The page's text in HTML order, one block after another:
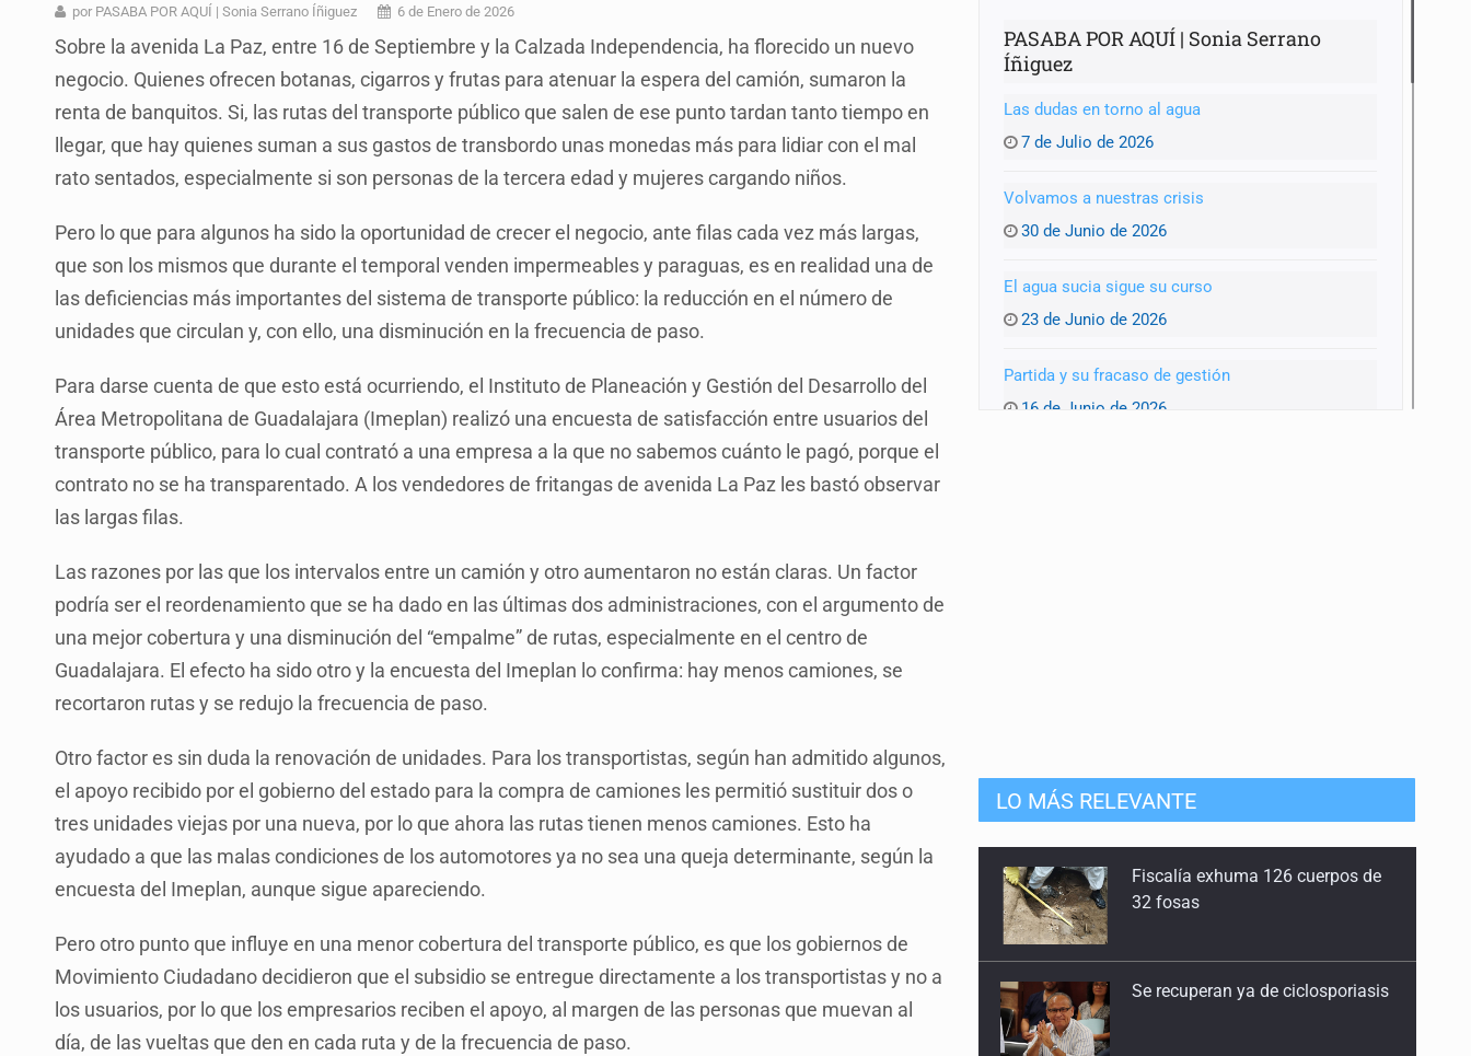
Al archivo la mitad de quejas contra el Siapa
Ya hay solicitud de audiencia de imputación en caso Eli Castro
Vecinos acusan retiro de árboles; Ijalvi niega tala
Buscan mantener tradiciones con Feria Corazón de Artesano
Apoyarán a mujeres con cáncer con 40 mdp
La evolución tiene nombre: ‘SuperArte’
Quinto Patio
por PASABA POR AQUÍ | Sonia Serrano Íñiguez 6 de Enero de 2026
Sobre la avenida La Paz, entre 16 de Septiembre y la Calzada Independencia, ha florecido un nuevo
negocio. Quienes ofrecen botanas, cigarros y frutas para atenuar la espera del camión, sumaron la
renta de banquitos. Si, las rutas del transporte público que salen de ese punto tardan tanto tiempo en
llegar, que hay quienes suman a sus gastos de transbordo unas monedas más para lidiar con el mal
rato sentados, especialmente si son personas de la tercera edad y mujeres cargando niños.
Pero lo que para algunos ha sido la oportunidad de crecer el negocio, ante filas cada vez más largas,
que son los mismos que durante el temporal venden impermeables y paraguas, es en realidad una de
las deficiencias más importantes del sistema de transporte público: la reducción en el número de
unidades que circulan y, con ello, una disminución en la frecuencia de paso.
Para darse cuenta de que esto está ocurriendo, el Instituto de Planeación y Gestión del Desarrollo del
Área Metropolitana de Guadalajara (Imeplan) realizó una encuesta de satisfacción entre usuarios del
transporte público, para lo cual contrató a una empresa a la que no sabemos cuánto le pagó, porque el
contrato no se ha transparentado. A los vendedores de fritangas de avenida La Paz les bastó observar
las largas filas.
Las razones por las que los intervalos entre un camión y otro aumentaron no están claras. Un factor
podría ser el reordenamiento que se ha dado en las últimas dos administraciones, con el argumento de
una mejor cobertura y una disminución del “empalme” de rutas, especialmente en el centro de
Guadalajara. El efecto ha sido otro y la encuesta del Imeplan lo confirma: hay menos camiones, se
recortaron rutas y se redujo la frecuencia de paso.
Otro factor es sin duda la renovación de unidades. Para los transportistas, según han admitido algunos,
el apoyo recibido por el gobierno del estado para la compra de camiones les permitió sustituir dos o
tres unidades viejas por una nueva, por lo que ahora las rutas tienen menos camiones. Esto ha
ayudado a que las malas condiciones de los automotores ya no sea una queja determinante, según la
encuesta del Imeplan, aunque sigue apareciendo.
Pero otro punto que influye en una menor cobertura del transporte público, es que los gobiernos de
Movimiento Ciudadano decidieron que el subsidio se entregue directamente a los transportistas y no a
los usuarios, por lo que los empresarios reciben el apoyo, al margen de las personas que muevan al
día, de las vueltas que den en cada ruta y de la frecuencia de paso.
PASABA POR AQUÍ | Sonia Serrano
Íñiguez
Las dudas en torno al agua
7 de Julio de 2026
Volvamos a nuestras crisis
30 de Junio de 2026
El agua sucia sigue su curso
23 de Junio de 2026
Partida y su fracaso de gestión
16 de Junio de 2026
¿Con quién se quedan las niñas y los niños?
12 de Mayo de 2026
Otra vez la fallida apuesta por gastar
5 de Mayo de 2026
Guadalajara, la insegura
28 de Abril de 2026
LO MÁS RELEVANTE
Se recuperan ya de ciclosporiasis
SCJN ordena al Congreso de